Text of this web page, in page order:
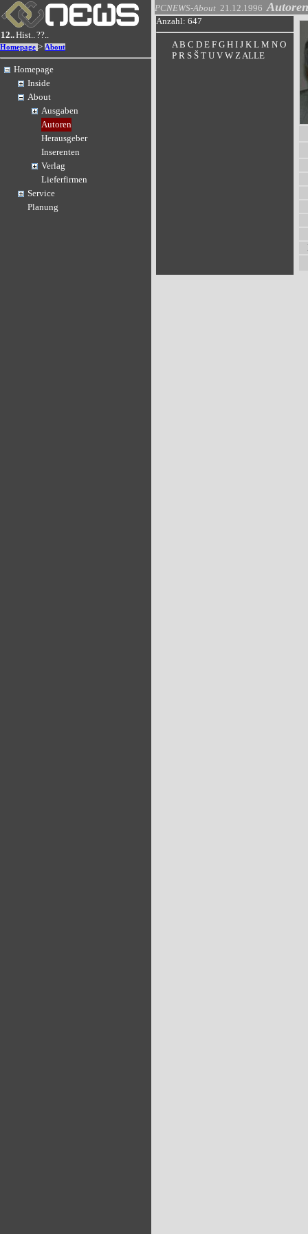
12..Hist..??..
Homepage > About
Homepage
Inside
About
Ausgaben
Autoren
Herausgeber
Inserenten
Verlag
Lieferfirmen
Service
Planung
PCNEWS-About 21.12.1996 Autoren
Anzahl: 647
A B C D E F G H I J K L M N O
P R S Š T U V W ZALLE